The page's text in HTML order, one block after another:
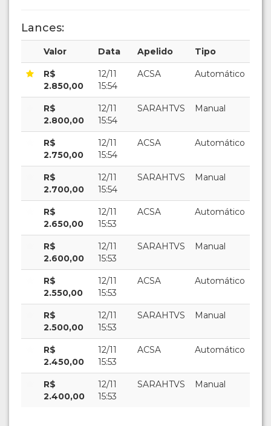
Lances:
Valor Data Apelido Tipo
R$
2.850,00
12/11
15:54
ACSA Automático
R$
2.800,00
12/11
15:54
SARAHTVS Manual
R$
2.750,00
12/11
15:54
ACSA Automático
R$
2.700,00
12/11
15:54
SARAHTVS Manual
R$
2.650,00
12/11
15:53
ACSA Automático
R$
2.600,00
12/11
15:53
SARAHTVS Manual
R$
2.550,00
12/11
15:53
ACSA Automático
R$
2.500,00
12/11
15:53
SARAHTVS Manual
R$
2.450,00
12/11
15:53
ACSA Automático
R$
2.400,00
12/11
15:53
SARAHTVS Manual